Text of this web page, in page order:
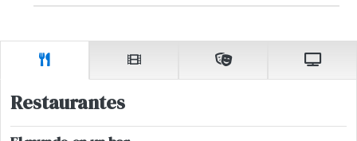
Restaurantes